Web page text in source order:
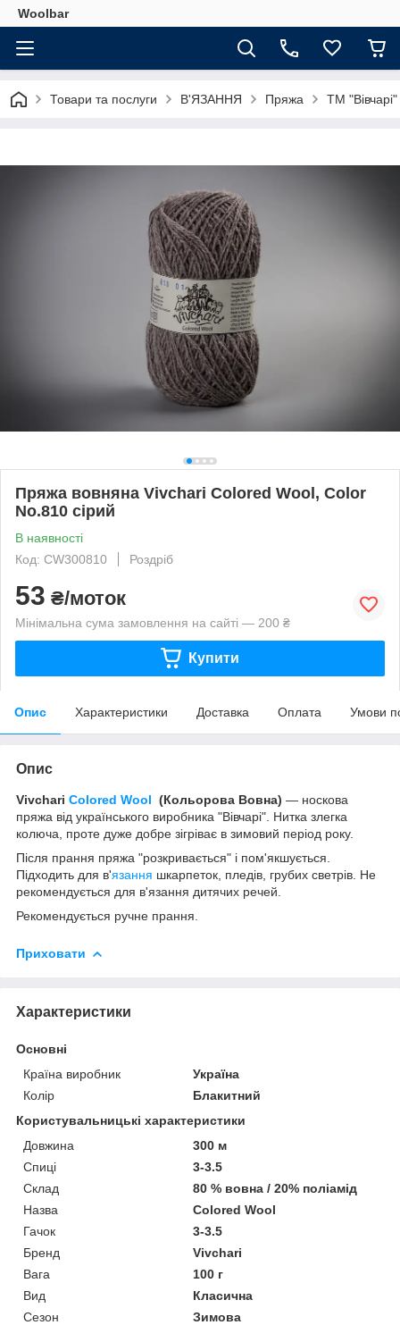
Woolbar
Товари та послуги В'ЯЗАННЯ Пряжа ТМ "Вівчарі"
Пряжа вовняна Vivchari Colored Wool, Color
No.810 сірий
В наявності
Код: CW300810
Роздріб
53 ₴/моток
Мінімальна сума замовлення на сайті — 200 ₴
Купити
Опис Характеристики Доставка Оплата Умови
Опис
Vivchari Colored Wool (Кольорова Вовна) — носкова
пряжа від українського виробника "Вівчарі". Нитка злегка
колюча, проте дуже добре зігріває в зимовий період року.
Після прання пряжа "розкривається" і пом'якшується.
Підходить для в'язання шкарпеток, пледів, грубих светрів. Не
рекомендується для в'язання дитячих речей.
Рекомендується ручне прання.
Приховати
Характеристики
Основні
Країна виробник
Україна
Колір
Блакитний
Користувальницькі характеристики
Довжина
300 м
Спиці
3-3.5
Склад
80 % вовна / 20% поліамід
Назва
Colored Wool
Гачок
3-3.5
Бренд
Vivchari
Вага
100 г
Вид
Класична
Сезон
Зимова